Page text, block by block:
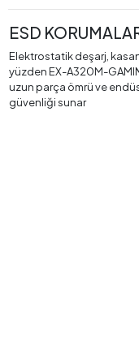
ESD
Elektrostatik deşarj,
yüzden EX-A320M-
uzun parça ömrü ve
güvenliği sunar